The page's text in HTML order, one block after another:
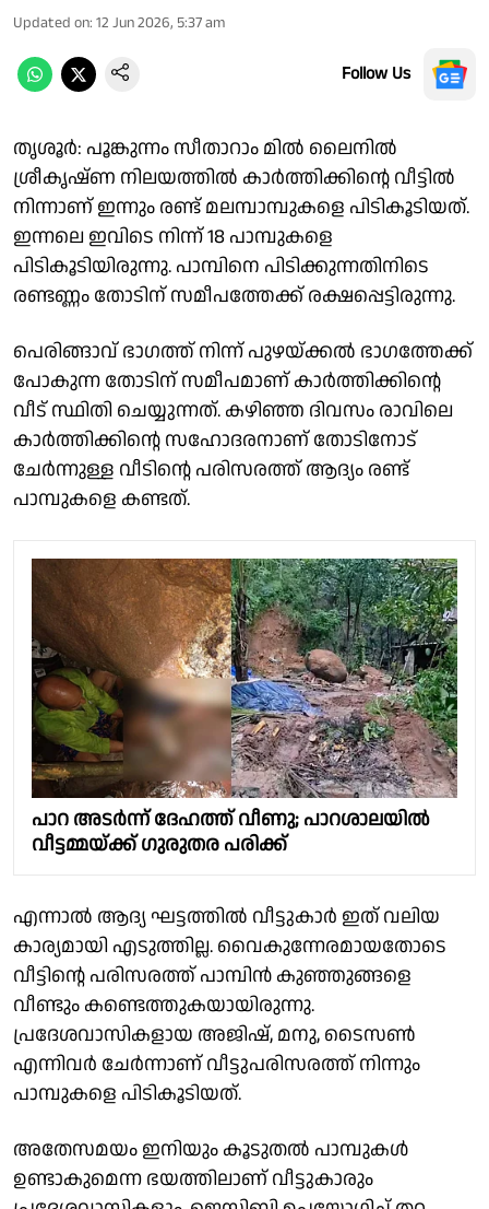
Updated on: 12 Jun 2026, 5:37 am
Follow Us
തൃശൂർ: പൂങ്കുന്നം സീതാറാം മിൽ ലൈനിൽ
ശ്രീകൃഷ്ണ നിലയത്തിൽ കാർത്തിക്കിൻ്റെ വീട്ടിൽ
നിന്നാണ് ഇന്നും രണ്ട് മലമ്പാമ്പുകളെ പിടികൂടിയത്.
ഇന്നലെ ഇവിടെ നിന്ന് 18 പാമ്പുകളെ
പിടികൂടിയിരുന്നു. പാമ്പിനെ പിടിക്കുന്നതിനിടെ
രണ്ടണ്ണം തോടിന് സമീപത്തേക്ക് രക്ഷപ്പെട്ടിരുന്നു.
പെരിങ്ങാവ് ഭാഗത്ത് നിന്ന് പുഴയ്ക്കൽ ഭാഗത്തേക്ക്
പോകുന്ന തോടിന് സമീപമാണ് കാർത്തിക്കിൻ്റെ
വീട് സ്ഥിതി ചെയ്യുന്നത്. കഴിഞ്ഞ ദിവസം രാവിലെ
കാർത്തിക്കിൻ്റെ സഹോദരനാണ് തോടിനോട്
ചേർന്നുള്ള വീടിൻ്റെ പരിസരത്ത് ആദ്യം രണ്ട്
പാമ്പുകളെ കണ്ടത്.
പാറ അടര്‍ന്ന് ദേഹത്ത് വീണു; പാറശാലയിൽ
വീട്ടമ്മയ്ക്ക് ​ഗു​രുതര പരിക്ക്
എന്നാൽ ആദ്യ ഘട്ടത്തിൽ വീട്ടുകാർ ഇത് വലിയ
കാര്യമായി എടുത്തില്ല. വൈകുന്നേരമായതോടെ
വീട്ടിൻ്റെ പരിസരത്ത് പാമ്പിൻ കുഞ്ഞുങ്ങളെ
വീണ്ടും കണ്ടെത്തുകയായിരുന്നു.
പ്രദേശവാസികളായ അജിഷ്, മനു, ടൈസൺ
എന്നിവർ ചേർന്നാണ് വീട്ടുപരിസരത്ത് നിന്നും
പാമ്പുകളെ പിടികൂടിയത്.
അതേസമയം ഇനിയും കൂടുതൽ പാമ്പുകൾ
ഉണ്ടാകുമെന്ന ഭയത്തിലാണ് വീട്ടുകാരും